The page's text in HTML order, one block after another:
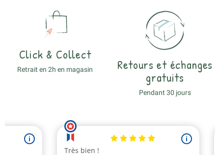
Click & Collect
Retrait en 2h en magasin
Retours et échanges
gratuits
Pendant 30 jours